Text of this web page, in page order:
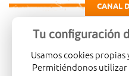
CANAL
Carretera de Madrid
Tu configuración
Usamos cookies propias
Permitiéndonos utilizar